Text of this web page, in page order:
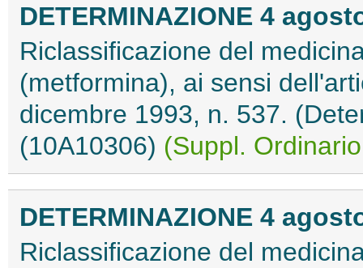
DETERMINAZIONE 4
Riclassificazione del
(metformina), ai sensi
dicembre 1993, n. 537.
(10A10306) (Suppl.
DETERMINAZIONE 4
Riclassificazione del